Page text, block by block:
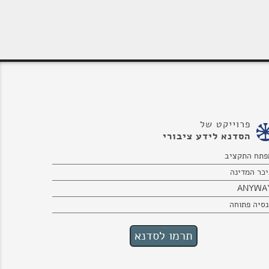
פרוייקט של
הסדנא לידע ציבורי
התקציב
המדינה
פתוחה